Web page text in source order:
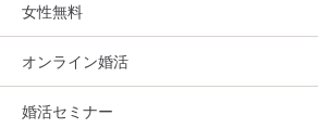
女性無料
オンライン婚活
婚活セミナー